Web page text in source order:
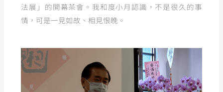
法展」的開幕茶會。我和度小月認識，不是很久的事
情，可是一見如故、相見恨晚。